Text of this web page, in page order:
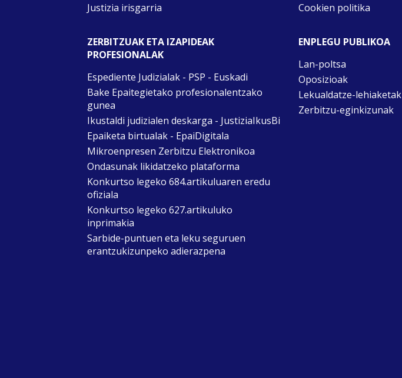
Justizia irisgarria
Cookien politika
ZERBITZUAK ETA IZAPIDEAK
PROFESIONALAK
Espediente Judizialak - PSP - Euskadi
Bake Epaitegietako profesionalentzako
gunea
Ikustaldi judizialen deskarga - JustiziaIkusBi
Epaiketa birtualak - EpaiDigitala
Mikroenpresen Zerbitzu Elektronikoa
Ondasunak likidatzeko plataforma
Konkurtso legeko 684.artikuluaren eredu
ofiziala
Konkurtso legeko 627.artikuluko
inprimakia
Sarbide-puntuen eta leku seguruen
erantzukizunpeko adierazpena
ENPLEGU PUBLIKOA
Lan-poltsa
Oposizioak
Lekualdatze-lehiaketak
Zerbitzu-eginkizunak